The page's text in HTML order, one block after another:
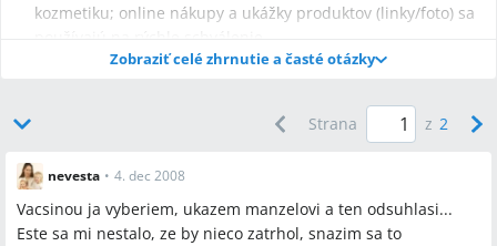
kozmetiku; online nákupy a ukážky produktov (linky/foto) sa
Q:Ktoré veci je rozumné konzultovať s partnerom pred kúpou?
A:Pred kúpou sa zvyčajne konzultujú kočík, postieľka,
autosedačka, fusak, nábytok do detskej izby a domáce
Zobraziť celé zhrnutie a časté otázky
Strana z 2
nevesta • 4. dec 2008
Vacsinou ja vyberiem, ukazem manzelovi a ten odsuhlasi...
Este sa mi nestalo, ze by nieco zatrhol, snazim sa to